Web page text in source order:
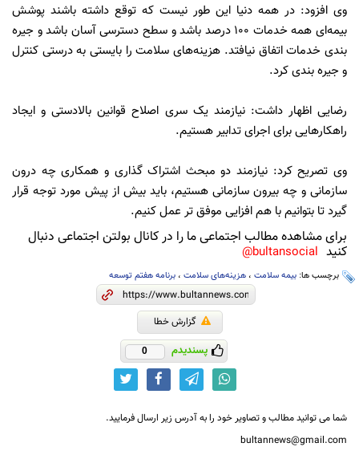
وی افزود: در همه دنیا این طور نیست که توقع داشته باشند پوشش
بیمه‌ای همه خدمات ۱۰۰ درصد باشد و سطح دسترسی آسان باشد و جیره
بندی خدمات اتفاق نیافتد. هزینه‌های سلامت را بایستی به درستی کنترل
و جیره بندی کرد.
رضایی اظهار داشت: نیازمند یک سری اصلاح قوانین بالادستی و ایجاد
راهکارهایی برای اجرای تدابیر هستیم.
وی تصریح کرد: نیازمند دو مبحث اشتراک گذاری و همکاری چه درون
سازمانی و چه بیرون سازمانی هستیم، باید بیش از پیش مورد توجه قرار
گیرد تا بتوانیم با هم افزایی موفق تر عمل کنیم.
برای مشاهده مطالب اجتماعی ما را در کانال بولتن اجتماعی دنبال
کنید bultansocial@
برچسب ها: بیمه سلامت ، هزینه‌های سلامت ، برنامه هفتم توسعه
گزارش خطا
پسندیدم 0
شما می توانید مطالب و تصاویر خود را به آدرس زیر ارسال فرمایید.
bultannews@gmail.com